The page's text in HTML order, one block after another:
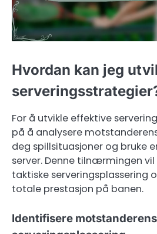
Hvordan kan jeg
For å utvikle effektive
på å analysere
deg spillsituasjoner og bruke
server. Denne tilnærmingen
taktiske serveringsplassering
totale prestasjon på banen.
Identifisere